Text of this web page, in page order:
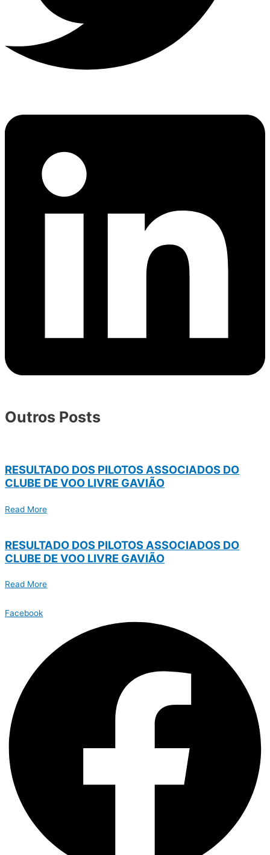
Outros Posts
RESULTADO DOS PILOTOS ASSOCIADOS DO
CLUBE DE VOO LIVRE GAVIÃO
Read More
RESULTADO DOS PILOTOS ASSOCIADOS DO
CLUBE DE VOO LIVRE GAVIÃO
Read More
Facebook